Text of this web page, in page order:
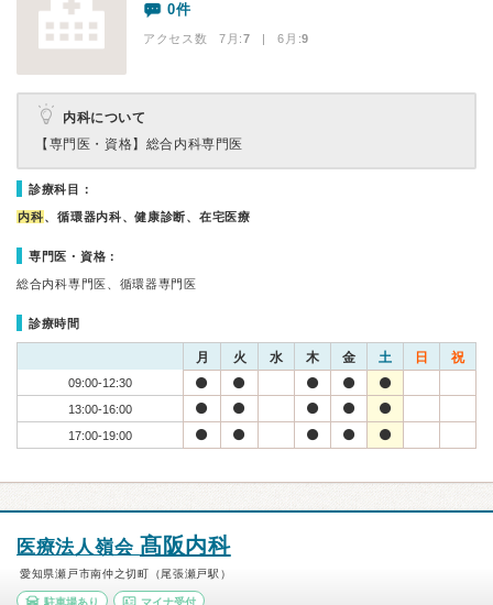
0件
アクセス数 7月:7 | 6月:9
内科について
【専門医・資格】 総合内科専門医
診療科目：
内科、循環器内科、健康診断、在宅医療
専門医・資格：
総合内科専門医、循環器専門医
診療時間
月 火 水 木 金 土 日 祝
09:00-12:30
13:00-16:00
17:00-19:00
医療法人嶺会 髙阪内科
愛知県瀬戸市南仲之切町（尾張瀬戸駅）
駐車場あり マイナ受付